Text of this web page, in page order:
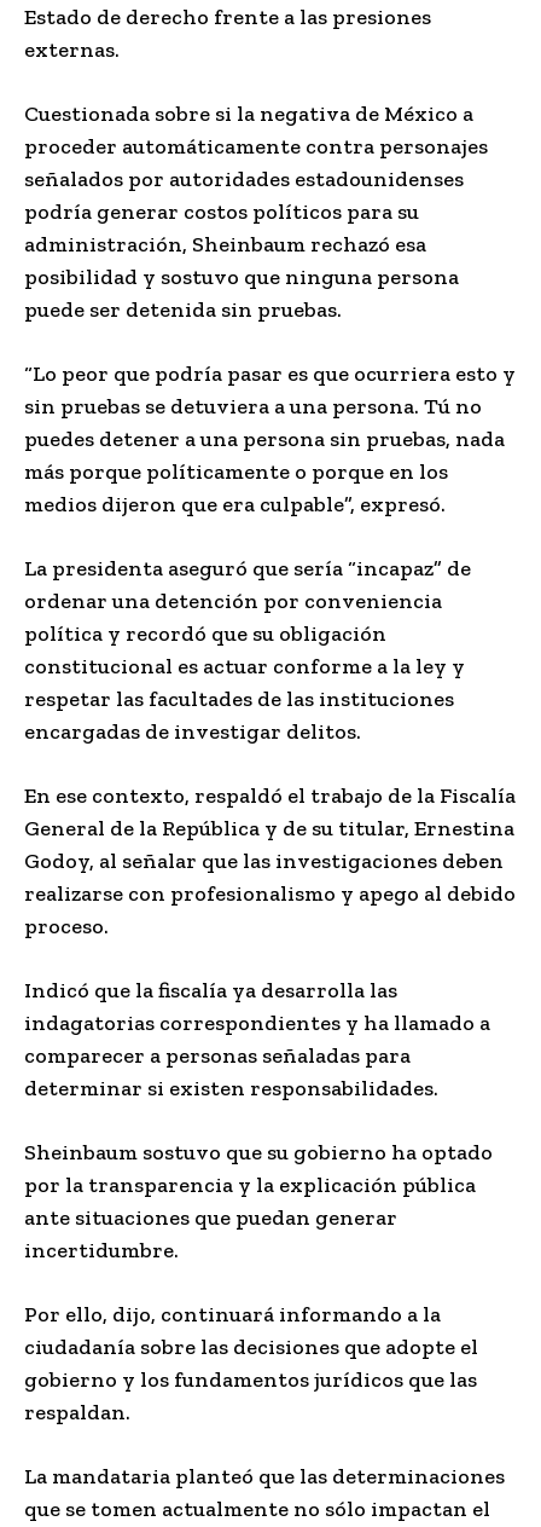
Estado de derecho frente a las presiones
externas.
Cuestionada sobre si la negativa de México a
proceder automáticamente contra personajes
señalados por autoridades estadounidenses
podría generar costos políticos para su
administración, Sheinbaum rechazó esa
posibilidad y sostuvo que ninguna persona
puede ser detenida sin pruebas.
“Lo peor que podría pasar es que ocurriera esto y
sin pruebas se detuviera a una persona. Tú no
puedes detener a una persona sin pruebas, nada
más porque políticamente o porque en los
medios dijeron que era culpable”, expresó.
La presidenta aseguró que sería “incapaz” de
ordenar una detención por conveniencia
política y recordó que su obligación
constitucional es actuar conforme a la ley y
respetar las facultades de las instituciones
encargadas de investigar delitos.
En ese contexto, respaldó el trabajo de la Fiscalía
General de la República y de su titular, Ernestina
Godoy, al señalar que las investigaciones deben
realizarse con profesionalismo y apego al debido
proceso.
Indicó que la fiscalía ya desarrolla las
indagatorias correspondientes y ha llamado a
comparecer a personas señaladas para
determinar si existen responsabilidades.
Sheinbaum sostuvo que su gobierno ha optado
por la transparencia y la explicación pública
ante situaciones que puedan generar
incertidumbre.
Por ello, dijo, continuará informando a la
ciudadanía sobre las decisiones que adopte el
gobierno y los fundamentos jurídicos que las
respaldan.
La mandataria planteó que las determinaciones
que se tomen actualmente no sólo impactan el